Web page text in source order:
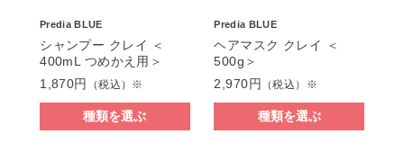
Predia BLUE
シャンプー クレイ ＜
400mL つめかえ用＞
1,870円
（税込）※
種類を選ぶ
Predia BLUE
ヘアマスク クレイ ＜
500g＞
2,970円
（税込）※
種類を選ぶ